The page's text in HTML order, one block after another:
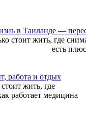
в Таиланде —
стоит жить, где
есть
работа и отдых
жить, где
работает медицина